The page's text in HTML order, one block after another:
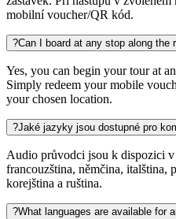
mobilní voucher/QR kód.
?Can I board at any stop along the
Yes, you can begin your tour at
Simply redeem your mobile
your chosen location.
?Jaké jazyky jsou dostupné pro
Audio průvodci jsou k dispozici
francouzština, němčina, italština,
korejština a ruština.
?What languages are available for